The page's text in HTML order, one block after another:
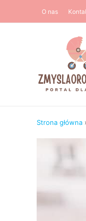
O nas
Strona główna